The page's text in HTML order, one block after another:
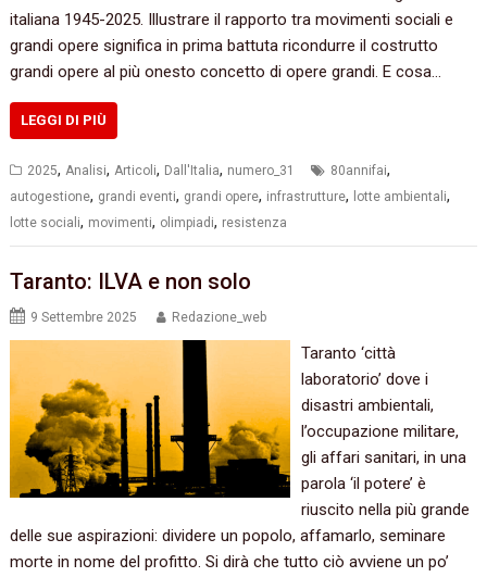
italiana 1945-2025. Illustrare il rapporto tra movimenti sociali e
grandi opere significa in prima battuta ricondurre il costrutto
grandi opere al più onesto concetto di opere grandi. E cosa…
LEGGI DI PIÙ
2025, Analisi, Articoli, Dall'Italia, numero_31 80annifai,
autogestione, grandi eventi, grandi opere, infrastrutture, lotte ambientali,
lotte sociali, movimenti, olimpiadi, resistenza
Taranto: ILVA e non solo
9 Settembre 2025 Redazione_web
Taranto ‘città
laboratorio’ dove i
disastri ambientali,
l’occupazione militare,
gli affari sanitari, in una
parola ‘il potere’ è
riuscito nella più grande
delle sue aspirazioni: dividere un popolo, affamarlo, seminare
morte in nome del profitto. Si dirà che tutto ciò avviene un po’